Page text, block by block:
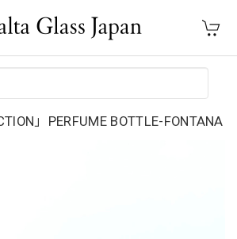
」PERFUME BOTTLE-FONTANA